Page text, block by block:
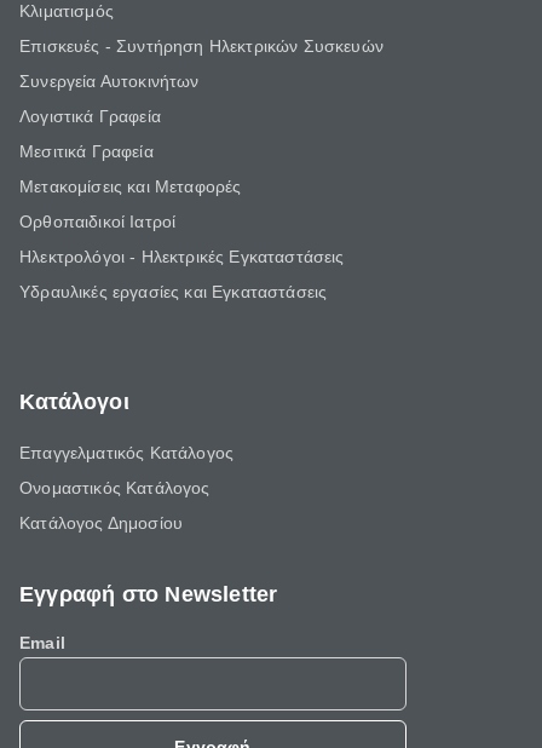
Κλιματισμός
Επισκευές - Συντήρηση Ηλεκτρικών Συσκευών
Συνεργεία Αυτοκινήτων
Λογιστικά Γραφεία
Μεσιτικά Γραφεία
Μετακομίσεις και Μεταφορές
Ορθοπαιδικοί Ιατροί
Ηλεκτρολόγοι - Ηλεκτρικές Εγκαταστάσεις
Υδραυλικές εργασίες και Εγκαταστάσεις
Κατάλογοι
Επαγγελματικός Κατάλογος
Ονομαστικός Κατάλογος
Κατάλογος Δημοσίου
Εγγραφή στο Newsletter
Email